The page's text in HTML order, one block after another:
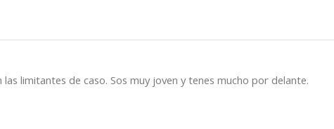
limitantes de caso. Sos muy joven y tenes mucho por delante.